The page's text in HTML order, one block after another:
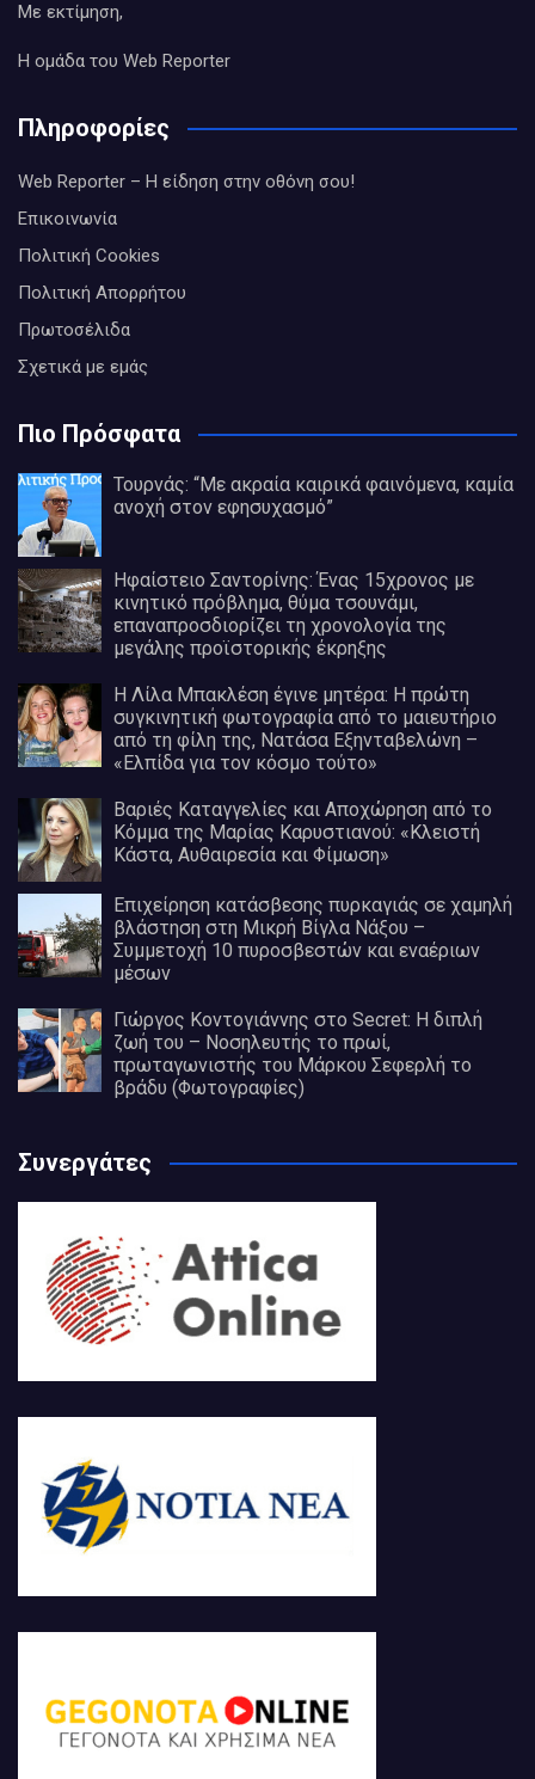
Με εκτίμηση,
Η ομάδα του Web Reporter
Πληροφορίες
Web Reporter – Η είδηση στην οθόνη σου!
Επικοινωνία
Πολιτική Cookies
Πολιτική Απορρήτου
Πρωτοσέλιδα
Σχετικά με εμάς
Πιο Πρόσφατα
Τουρνάς: “Με ακραία καιρικά φαινόμενα, καμία
ανοχή στον εφησυχασμό”
Ηφαίστειο Σαντορίνης: Ένας 15χρονος με
κινητικό πρόβλημα, θύμα τσουνάμι,
επαναπροσδιορίζει τη χρονολογία της
μεγάλης προϊστορικής έκρηξης
Η Λίλα Μπακλέση έγινε μητέρα: Η πρώτη
συγκινητική φωτογραφία από το μαιευτήριο
από τη φίλη της, Νατάσα Εξηνταβελώνη –
«Ελπίδα για τον κόσμο τούτο»
Βαριές Καταγγελίες και Αποχώρηση από το
Κόμμα της Μαρίας Καρυστιανού: «Κλειστή
Κάστα, Αυθαιρεσία και Φίμωση»
Επιχείρηση κατάσβεσης πυρκαγιάς σε χαμηλή
βλάστηση στη Μικρή Βίγλα Νάξου –
Συμμετοχή 10 πυροσβεστών και εναέριων
μέσων
Γιώργος Κοντογιάννης στο Secret: Η διπλή
ζωή του – Νοσηλευτής το πρωί,
πρωταγωνιστής του Μάρκου Σεφερλή το
βράδυ (Φωτογραφίες)
Συνεργάτες